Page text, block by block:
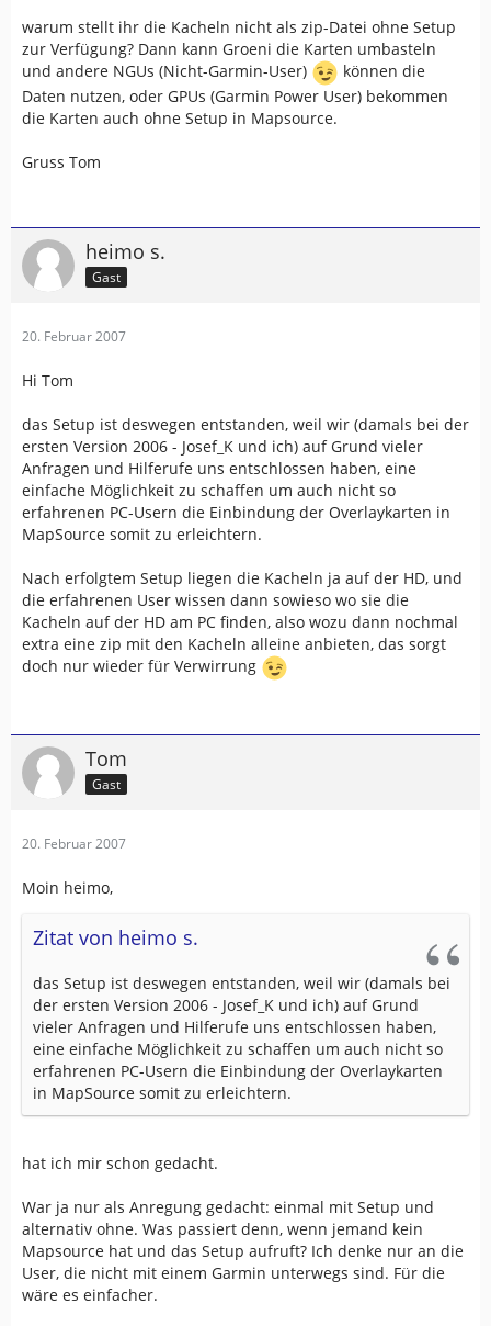
warum stellt ihr die Kacheln nicht als zip-Datei ohne Setup
zur Verfügung? Dann kann Groeni die Karten umbasteln
und andere NGUs (Nicht-Garmin-User)
können die
Daten nutzen, oder GPUs (Garmin Power User) bekommen
die Karten auch ohne Setup in Mapsource.
Gruss Tom
heimo s.
Gast
20. Februar 2007
Hi Tom
das Setup ist deswegen entstanden, weil wir (damals bei der
ersten Version 2006 - Josef_K und ich) auf Grund vieler
Anfragen und Hilferufe uns entschlossen haben, eine
einfache Möglichkeit zu schaffen um auch nicht so
erfahrenen PC-Usern die Einbindung der Overlaykarten in
MapSource somit zu erleichtern.
Nach erfolgtem Setup liegen die Kacheln ja auf der HD, und
die erfahrenen User wissen dann sowieso wo sie die
Kacheln auf der HD am PC finden, also wozu dann nochmal
extra eine zip mit den Kacheln alleine anbieten, das sorgt
doch nur wieder für Verwirrung
Tom
Gast
20. Februar 2007
Moin heimo,
Zitat von heimo s.
das Setup ist deswegen entstanden, weil wir (damals bei
der ersten Version 2006 - Josef_K und ich) auf Grund
vieler Anfragen und Hilferufe uns entschlossen haben,
eine einfache Möglichkeit zu schaffen um auch nicht so
erfahrenen PC-Usern die Einbindung der Overlaykarten
in MapSource somit zu erleichtern.
hat ich mir schon gedacht.
War ja nur als Anregung gedacht: einmal mit Setup und
alternativ ohne. Was passiert denn, wenn jemand kein
Mapsource hat und das Setup aufruft? Ich denke nur an die
User, die nicht mit einem Garmin unterwegs sind. Für die
wäre es einfacher.